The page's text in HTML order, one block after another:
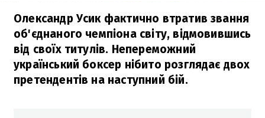
Олександр Усик фактично втратив звання
об'єднаного чемпіона світу, відмовившись
від своїх титулів. Непереможний
український боксер нібито розглядає двох
претендентів на наступний бій.